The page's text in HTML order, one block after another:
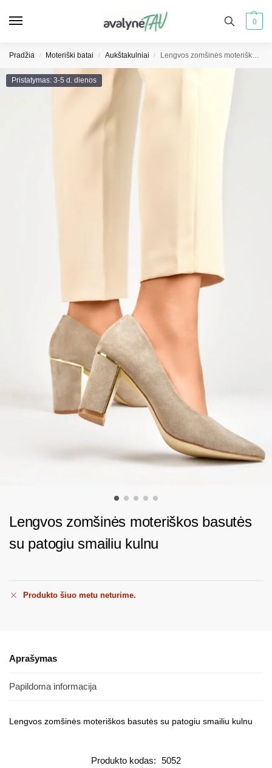
0
Pradžia / Moteriški batai / Aukštakulniai / Lengvos zomšinės moteriškos basutės su patogiu smailiu kulnu
Pristatymas: 3-5 d. dienos
Lengvos zomšinės moteriškos basutės
su patogiu smailiu kulnu
Produkto šiuo metu neturime.
Aprašymas
Papildoma informacija
Lengvos zomšinės moteriškos basutės su patogiu smailiu kulnu
Produkto kodas: 5052